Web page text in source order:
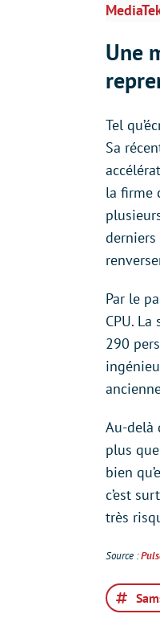
Une
Tel
Sa
la firme
Par le
CPU.
290
Au-delà
plus
bien
c’est
très
Source :